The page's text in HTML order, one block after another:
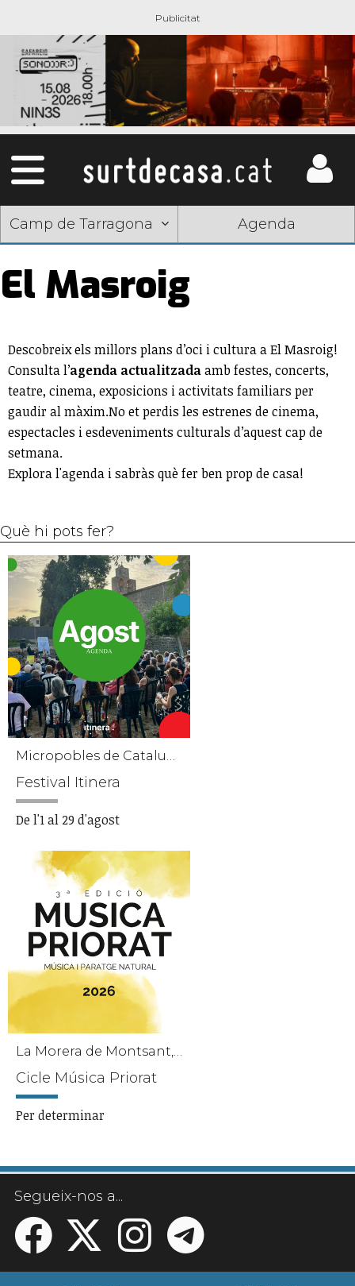
Camp de Tarragona Agenda
El Masroig
Descobreix els millors plans d’oci i cultura a El Masroig!
Consulta l’agenda actualitzadaamb festes, concerts,
teatre, cinema, exposicions i activitats familiars per
gaudir al màxim.No et perdis les estrenes de cinema,
espectacles i esdeveniments culturals d’aquest cap de
setmana.
Explora l'agenda i sabràs què fer ben prop de casa!
Què hi pots fer?
Micropobles de Catalunya
Festival Itinera
De l'1 al 29 d'agost
La Morera de Montsant, Ulldemolins, La Vilella Baixa, Poboleda, La Vilella Alta, El Masroig
Cicle Música Priorat
Per determinar
Segueix-nos a...